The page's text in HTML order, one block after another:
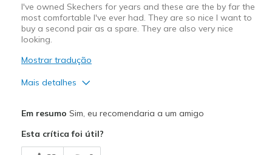
I've owned Skechers for years and these are the by far the
most comfortable I've ever had. They are so nice I want to
buy a second pair as a spare. They are also very nice
looking.
Mostrar tradução
Mais detalhes
Comfortable
Em resumo Sim, eu recomendaria a um amigo
Esta crítica foi útil?